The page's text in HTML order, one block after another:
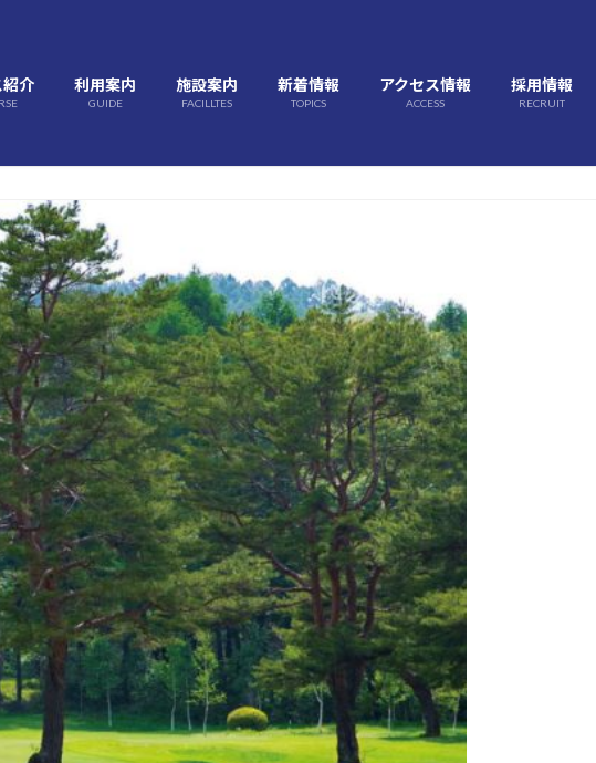
紹介 利用案内
GUIDE
施設案内
FACILLTES
新着情報
TOPICS
アクセス情報
ACCESS
採用情報
RECRUIT